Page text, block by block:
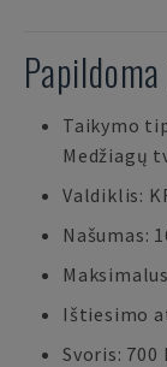
Taikymo
Medžiagų
Valdiklis:
Našumas:
Ištiesimo
Svoris: 700